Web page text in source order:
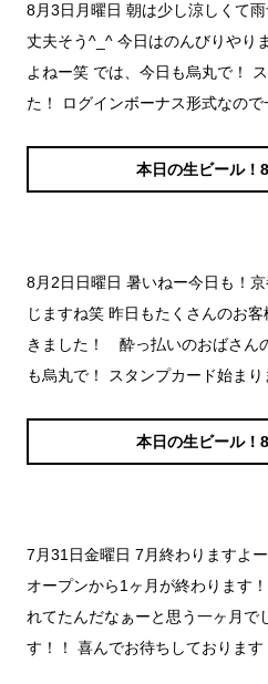
8月3日月曜日 朝は少し涼しくて
丈夫そう^_^ 今日はのんびりやり
よねー笑 では、今日も烏丸で！
た！ ログインボーナス形式なの
本日の生ビール！
8月2日日曜日 暑いねー今日も！
じますね笑 昨日もたくさんのお
きました！ 酔っ払いのおばさん
も烏丸で！ スタンプカード始ま
本日の生ビール！
7月31日金曜日 7月終わりますよ
オープンから1ヶ月が終わります
れてたんだなぁーと思う一ヶ月で
す！！ 喜んでお待ちしておりま